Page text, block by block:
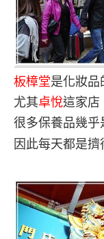
板樟堂是化妝品
尤其卓悅這家店
很多保養品幾
因此每天都是